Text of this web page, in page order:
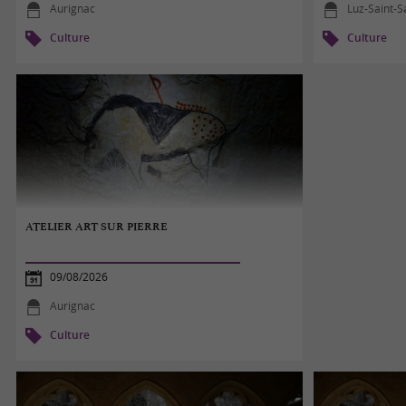
Aurignac
Culture
Luz-Saint-
Culture
ATELIER ART SUR PIERRE
09/08/2026
Aurignac
Culture